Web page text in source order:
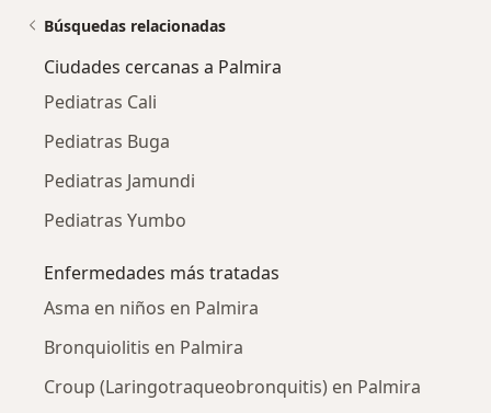
Búsquedas relacionadas
Ciudades cercanas a Palmira
Pediatras Cali
Pediatras Buga
Pediatras Jamundi
Pediatras Yumbo
Enfermedades más tratadas
Asma en niños en Palmira
Bronquiolitis en Palmira
Croup (Laringotraqueobronquitis) en Palmira